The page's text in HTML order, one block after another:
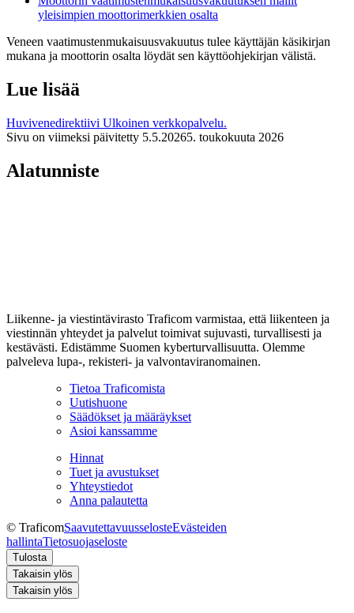
yleisimpien moottorimerkkien osalta
Veneen vaatimustenmukaisuusvakuutus tulee käyttäjän käsikirjan
mukana ja moottorin osalta löydät sen käyttöohjekirjan välistä.
Lue lisää
Huvivenedirektiivi Ulkoinen verkkopalvelu.
Sivu on viimeksi päivitetty 5.5.20265. toukokuuta 2026
Alatunniste
Liikenne- ja viestintävirasto Traficom varmistaa, että liikenteen ja
viestinnän yhteydet ja palvelut toimivat sujuvasti, turvallisesti ja
kestävästi. Edistämme Suomen kyberturvallisuutta. Olemme
palveleva lupa-, rekisteri- ja valvontaviranomainen.
Tietoa Traficomista
Uutishuone
Säädökset ja määräykset
Asioi kanssamme
Hinnat
Tuet ja avustukset
Yhteystiedot
Anna palautetta
© TraficomSaavutettavuusselosteEvästeiden
hallintaTietosuojaseloste
Tulosta
Takaisin ylös
Takaisin ylös